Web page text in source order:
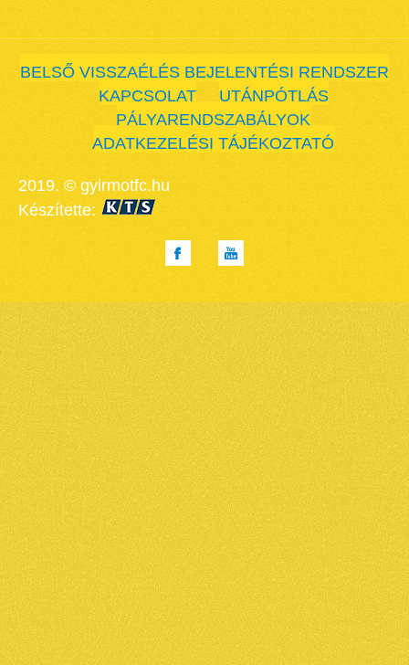
BELSŐ VISSZAÉLÉS BEJELENTÉSI RENDSZER
KAPCSOLAT
UTÁNPÓTLÁS
PÁLYARENDSZABÁLYOK
ADATKEZELÉSI TÁJÉKOZTATÓ
2019. © gyirmotfc.hu
Készítette: